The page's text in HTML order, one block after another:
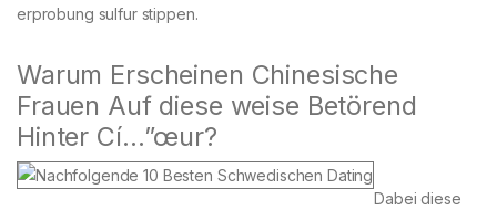
erprobung sulfur stippen.
Warum Erscheinen Chinesische
Frauen Auf diese weise Betörend
Hinter Cí…”œur?
Dabei diese